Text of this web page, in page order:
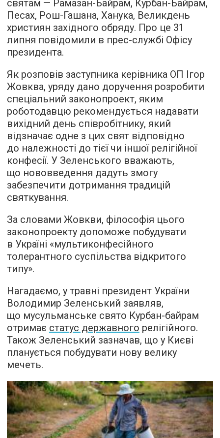
святам — Рамазан-Байрам, Курбан-Байрам,
Песах, Рош-Гашана, Ханука, Великдень
християн західного обряду. Про це 31
липня повідомили в прес-службі Офісу
президента.
Як розповів заступника керівника ОП Ігор
Жовква, уряду дано доручення розробити
спеціальний законопроект, яким
роботодавцю рекомендується надавати
вихідний день співробітнику, який
відзначає одне з цих свят відповідно
до належності до тієї чи іншої релігійної
конфесії. У Зеленського вважають,
що нововведення дадуть змогу
забезпечити дотримання традицій
святкування.
За словами Жовкви, філософія цього
законопроекту допоможе побудувати
в Україні «мультиконфесійного
толерантного суспільства відкритого
типу».
Нагадаємо, у травні президент України
Володимир Зеленський заявляв,
що мусульманське свято Курбан-байрам
отримає статус державного релігійного.
Також Зеленський зазначав, що у Києві
планується побудувати нову велику
мечеть.